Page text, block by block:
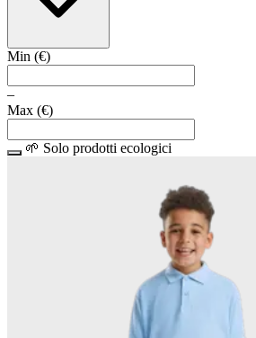
Min (€)
–
Max (€)
🌱 Solo prodotti ecologici